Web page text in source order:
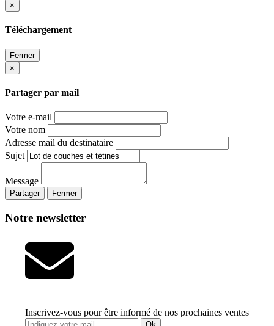
×
Téléchargement
Fermer
×
Partager par mail
Votre e-mail
Votre nom
Adresse mail du destinataire
Sujet
Message
Partager Fermer
Notre newsletter
Inscrivez-vous pour être informé de nos prochaines ventes